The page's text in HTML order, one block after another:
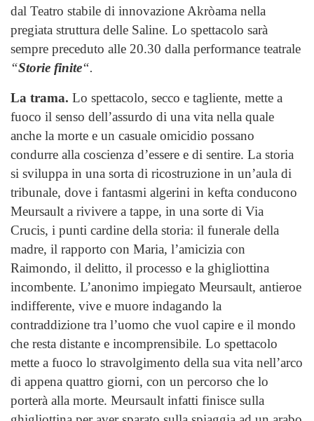
dal Teatro stabile di innovazione Akròama nella
pregiata struttura delle Saline. Lo spettacolo sarà
sempre preceduto alle 20.30 dalla performance teatrale
“Storie finite“.
La trama. Lo spettacolo, secco e tagliente, mette a
fuoco il senso dell’assurdo di una vita nella quale
anche la morte e un casuale omicidio possano
condurre alla coscienza d’essere e di sentire. La storia
si sviluppa in una sorta di ricostruzione in un’aula di
tribunale, dove i fantasmi algerini in kefta conducono
Meursault a rivivere a tappe, in una sorte di Via
Crucis, i punti cardine della storia: il funerale della
madre, il rapporto con Maria, l’amicizia con
Raimondo, il delitto, il processo e la ghigliottina
incombente. L’anonimo impiegato Meursault, antieroe
indifferente, vive e muore indagando la
contraddizione tra l’uomo che vuol capire e il mondo
che resta distante e incomprensibile. Lo spettacolo
mette a fuoco lo stravolgimento della sua vita nell’arco
di appena quattro giorni, con un percorso che lo
porterà alla morte. Meursault infatti finisce sulla